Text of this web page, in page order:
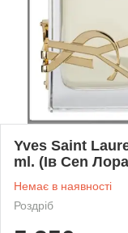
Yves Saint
ml. (Ів Cen
Немає в наявності
Роздріб